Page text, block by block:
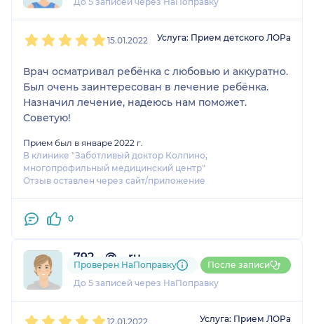
15.01.2022 Услуга: Прием детского ЛОРа
Врач осматривал ребёнка с любовью и аккуратно.
Был очень заинтересован в лечение ребёнка.
Назначил лечение, надеюсь нам поможет.
Советую!
Прием был в январе 2022 г.
В клинике "Заботливый доктор Колпино,
многопрофильный медицинский центр"
Отзыв оставлен через сайт/приложение
0
792....@....ru
1 отзыв
До 5 записей через НаПоправку
Проверен НаПоправку После записи
12.01.2022 Услуга: Прием ЛОРа